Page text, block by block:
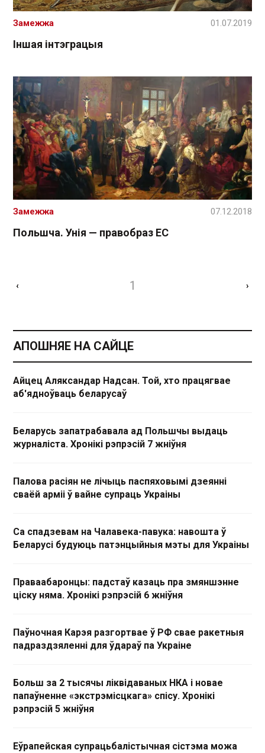
Іншая інтэграцыя
Замежжа 01.07.2019
Польшча. Унія — правобраз ЕС
Замежжа 07.12.2018
‹ 1 ›
АПОШНЯЕ НА САЙЦЕ
Айцец Аляксандар Надсан. Той, хто працягвае
аб'ядноўваць беларусаў
Беларусь запатрабавала ад Польшчы выдаць
журналіста. Хронікі рэпрэсій 7 жніўня
Палова расіян не лічыць паспяховымі дзеянні
сваёй арміі ў вайне супраць Украіны
Са спадзевам на Чалавека-павука: навошта ў
Беларусі будуюць патэнцыйныя мэты для Украіны
Праваабаронцы: падстаў казаць пра змяншэнне
ціску няма. Хронікі рэпрэсій 6 жніўня
Паўночная Карэя разгортвае ў РФ свае ракетныя
падраздзяленні для ўдараў па Украіне
Больш за 2 тысячы ліквідаваных НКА і новае
папаўненне «экстрэмісцкага» спісу. Хронікі
рэпрэсій 5 жніўня
Еўрапейская супрацьбалістычная сістэма можа